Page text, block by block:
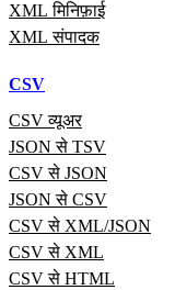
XML मिनिफ़ाई
XML संपादक
CSV
CSV व्यूअर
JSON से TSV
CSV से JSON
JSON से CSV
CSV से XML/JSON
CSV से XML
CSV से HTML